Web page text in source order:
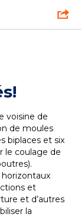
voisine de
de moules
biplaces et six
le coulage de
et
et d’autres
la